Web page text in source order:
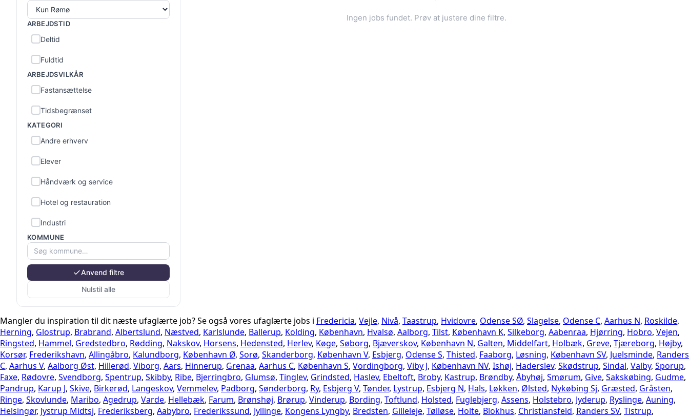
ARBEJDSTID
Deltid
Fuldtid
ARBEJDSVILKÅR
Fastansættelse
Tidsbegrænset
KATEGORI
Andre erhverv
Elever
Håndværk og service
Hotel og restauration
Industri
Kontor og administration
Kunst, kultur og sport
Land-, skov- og havebrug
Ledelse
Pædagog
Rengøring
Salg
Sundhed
Transport og logistik
KOMMUNE
Anvend filtre
Nulstil alle
Ingen jobs fundet. Prøv at justere dine filtre.
Mangler du inspiration til dit næste ufaglærte job? Se også vores ufaglærte jobs i Fredericia, Vejle, Nivå, Taastrup, Hvidovre, Odense SØ, Slagelse, Odense C, Aarhus N, Roskilde,
Herning, Glostrup, Brabrand, Albertslund, Næstved, Karlslunde, Ballerup, Kolding, København, Hvalsø, Aalborg, Tilst, København K, Silkeborg, Aabenraa, Hjørring, Hobro, Vejen,
Ringsted, Hammel, Gredstedbro, Rødding, Nakskov, Horsens, Hedensted, Herlev, Køge, Søborg, Bjæverskov, København N, Galten, Middelfart, Holbæk, Greve, Tjæreborg, Højby,
Korsør, Frederikshavn, Allingåbro, Kalundborg, København Ø, Sorø, Skanderborg, København V, Esbjerg, Odense S, Thisted, Faaborg, Løsning, København SV, Juelsminde, Randers
C, Aarhus V, Aalborg Øst, Hillerød, Viborg, Aars, Hinnerup, Grenaa, Aarhus C, København S, Vordingborg, Viby J, København NV, Ishøj, Haderslev, Skødstrup, Sindal, Valby, Sporup,
Faxe, Rødovre, Svendborg, Spentrup, Skibby, Ribe, Bjerringbro, Glumsø, Tinglev, Grindsted, Haslev, Ebeltoft, Broby, Kastrup, Brøndby, Åbyhøj, Smørum, Give, Sakskøbing, Gudme,
Pandrup, Karup J, Skive, Birkerød, Langeskov, Vemmelev, Padborg, Sønderborg, Ry, Esbjerg V, Tønder, Lystrup, Esbjerg N, Hals, Løkken, Ølsted, Nykøbing Sj, Græsted, Gråsten,
Ringe, Skovlunde, Maribo, Agedrup, Varde, Hellebæk, Farum, Brønshøj, Brørup, Vinderup, Bording, Toftlund, Holsted, Fuglebjerg, Assens, Holstebro, Jyderup, Ryslinge, Auning,
Helsingør, Jystrup Midtsj, Frederiksberg, Aabybro, Frederikssund, Jyllinge, Kongens Lyngby, Bredsten, Gilleleje, Tølløse, Holte, Blokhus, Christiansfeld, Randers SV, Tistrup,